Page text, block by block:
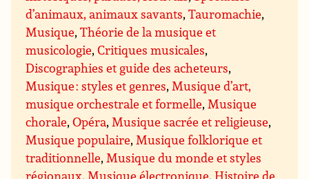
d’animaux, animaux savants,Tauromachie,
Musique,Théorie de la musique et
musicologie,Critiques musicales,
Discographies et guide des acheteurs,
Musique : styles et genres,Musique d’art,
musique orchestrale et formelle,Musique
chorale,Opéra,Musique sacrée et religieuse,
Musique populaire,Musique folklorique et
traditionnelle,Musique du monde et styles
régionaux,Musique électronique,Histoire de